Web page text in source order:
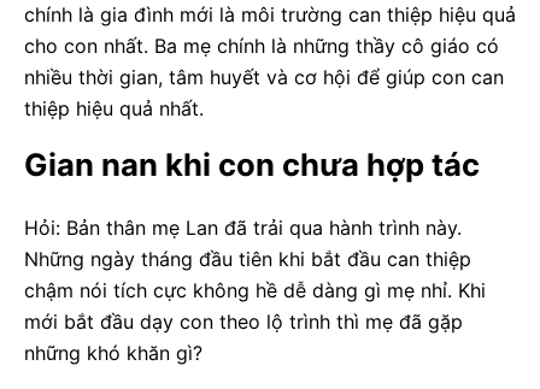
chính là gia đình mới là môi trường can thiệp hiệu quả
cho con nhất. Ba mẹ chính là những thầy cô giáo có
nhiều thời gian, tâm huyết và cơ hội để giúp con can
thiệp hiệu quả nhất.
Gian nan khi con chưa hợp tác
Hỏi: Bản thân mẹ Lan đã trải qua hành trình này.
Những ngày tháng đầu tiên khi bắt đầu can thiệp
chậm nói tích cực không hề dễ dàng gì mẹ nhỉ. Khi
mới bắt đầu dạy con theo lộ trình thì mẹ đã gặp
những khó khăn gì?